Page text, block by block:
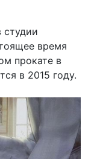
студии
время
прокате в
в 2015 году.